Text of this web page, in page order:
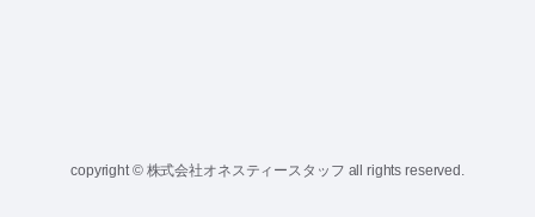
copyright © 株式会社オネスティースタッフ all rights reserved.